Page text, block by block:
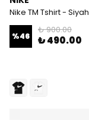
Nike TM Tshirt - Siyah
%46
₺ 900.00
₺ 490.00